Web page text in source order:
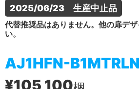
2025/06/23　生産中止品
代替推奨品はありません。他の扉デ
い。
AJ1HFN-B1MTRLN
¥105,100